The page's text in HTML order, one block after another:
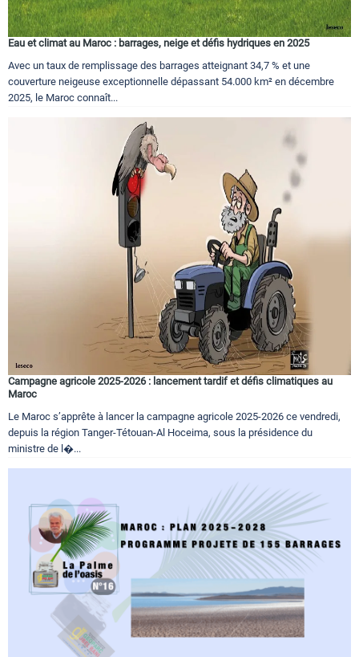
Eau et climat au Maroc : barrages, neige et défis hydriques en 2025
Avec un taux de remplissage des barrages atteignant 34,7 % et une
couverture neigeuse exceptionnelle dépassant 54.000 km² en décembre
2025, le Maroc connaît...
Campagne agricole 2025-2026 : lancement tardif et défis climatiques au
Maroc
Le Maroc s’apprête à lancer la campagne agricole 2025-2026 ce vendredi,
depuis la région Tanger-Tétouan-Al Hoceima, sous la présidence du
ministre de l�...